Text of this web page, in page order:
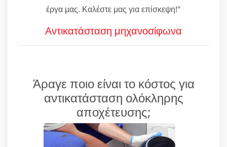
έργα μας. Καλέστε μας για επίσκεψη!"
Αντικατάσταση μηχανοσίφωνα
Άραγε ποιο είναι το κόστος για
αντικατάσταση ολόκληρης
αποχέτευσης;